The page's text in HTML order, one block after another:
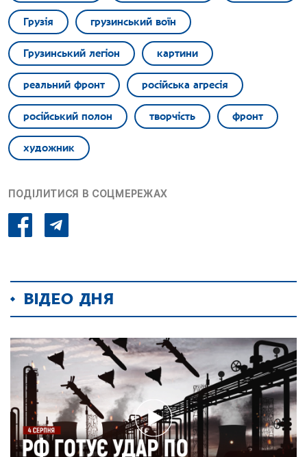
Грузія грузинський воїн
Грузинський легіон картини
реальний фронт російська агресія
російський полон творчість фронт
художник
ПОДІЛИТИСЯ В СОЦМЕРЕЖАХ
ВІДЕО ДНЯ